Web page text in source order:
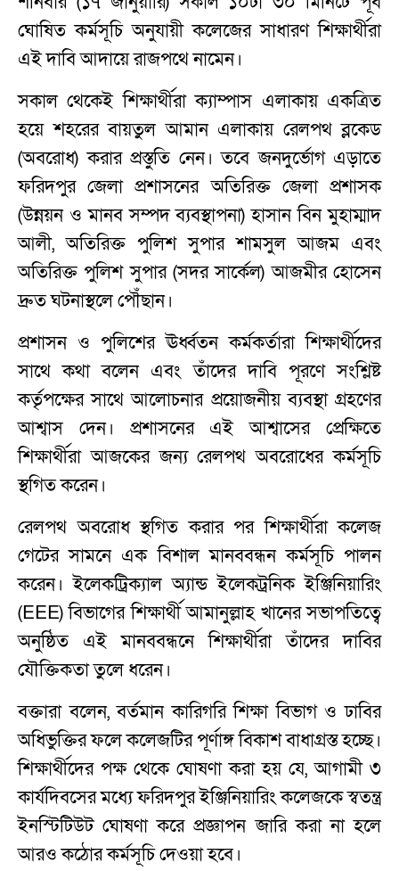
ঘোষিত কর্মসূচি অনুযায়ী কলেজের সাধারণ শিক্ষার্থীরা
এই দাবি আদায়ে রাজপথে নামেন।
সকাল থেকেই শিক্ষার্থীরা ক্যাম্পাস এলাকায় একত্রিত
হয়ে শহরের বায়তুল আমান এলাকায় রেলপথ ব্লকেড
(অবরোধ) করার প্রস্তুতি নেন। তবে জনদুর্ভোগ এড়াতে
ফরিদপুর জেলা প্রশাসনের অতিরিক্ত জেলা প্রশাসক
(উন্নয়ন ও মানব সম্পদ ব্যবস্থাপনা) হাসান বিন মুহাম্মাদ
আলী, অতিরিক্ত পুলিশ সুপার শামসুল আজম এবং
অতিরিক্ত পুলিশ সুপার (সদর সার্কেল) আজমীর হোসেন
দ্রুত ঘটনাস্থলে পৌঁছান।
প্রশাসন ও পুলিশের ঊর্ধ্বতন কর্মকর্তারা শিক্ষার্থীদের
সাথে কথা বলেন এবং তাঁদের দাবি পূরণে সংশ্লিষ্ট
কর্তৃপক্ষের সাথে আলোচনার প্রয়োজনীয় ব্যবস্থা গ্রহণের
আশ্বাস দেন। প্রশাসনের এই আশ্বাসের প্রেক্ষিতে
শিক্ষার্থীরা আজকের জন্য রেলপথ অবরোধের কর্মসূচি
স্থগিত করেন।
রেলপথ অবরোধ স্থগিত করার পর শিক্ষার্থীরা কলেজ
গেটের সামনে এক বিশাল মানববন্ধন কর্মসূচি পালন
করেন। ইলেকট্রিক্যাল অ্যান্ড ইলেকট্রনিক ইঞ্জিনিয়ারিং
(EEE) বিভাগের শিক্ষার্থী আমানুল্লাহ খানের সভাপতিত্বে
অনুষ্ঠিত এই মানববন্ধনে শিক্ষার্থীরা তাঁদের দাবির
যৌক্তিকতা তুলে ধরেন।
বক্তারা বলেন, বর্তমান কারিগরি শিক্ষা বিভাগ ও ঢাবির
অধিভুক্তির ফলে কলেজটির পূর্ণাঙ্গ বিকাশ বাধাগ্রস্ত হচ্ছে।
শিক্ষার্থীদের পক্ষ থেকে ঘোষণা করা হয় যে, আগামী ৩
কার্যদিবসের মধ্যে ফরিদপুর ইঞ্জিনিয়ারিং কলেজকে স্বতন্ত্র
ইনস্টিটিউট ঘোষণা করে প্রজ্ঞাপন জারি করা না হলে
আরও কঠোর কর্মসূচি দেওয়া হবে।